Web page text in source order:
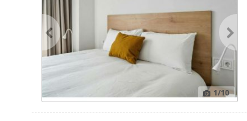
1/10